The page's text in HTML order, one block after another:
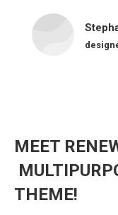
MEET
THEME!